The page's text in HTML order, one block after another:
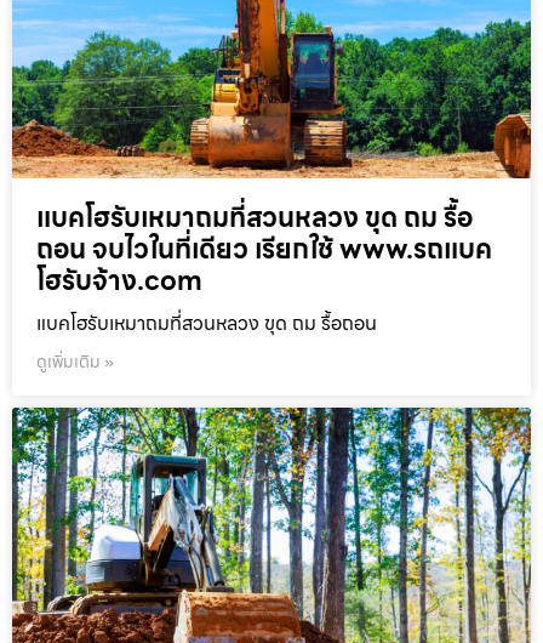
แบคโฮรับเหมาถมที่สวนหลวง ขุด ถม รื้อ
ถอน จบไวในที่เดียว เรียกใช้ www.รถแบค
โฮรับจ้าง.com
แบคโฮรับเหมาถมที่สวนหลวง ขุด ถม รื้อถอน
ดูเพิ่มเติม »